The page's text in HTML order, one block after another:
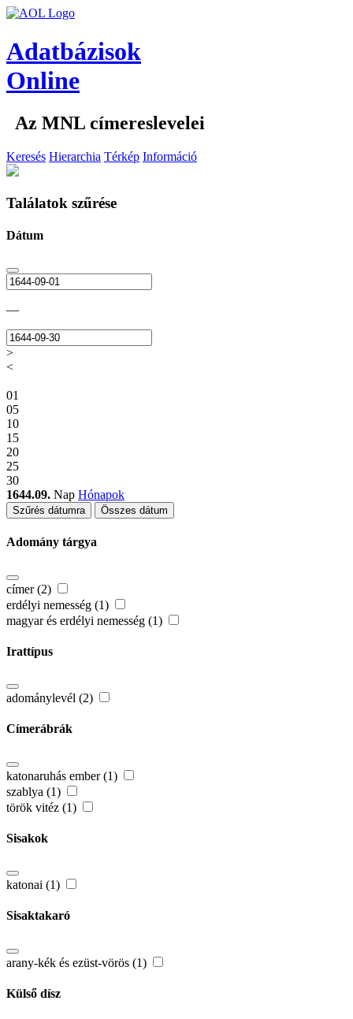
Adatbázisok
Online
Az MNL címereslevelei
Keresés Hierarchia Térkép Információ
Találatok szűrése
Dátum
—
>
<
01
05
10
15
20
25
30
1644.09. Nap Hónapok
Szűrés dátumra Összes dátum
Adomány tárgya
címer (2)
erdélyi nemesség (1)
magyar és erdélyi nemesség (1)
Irattípus
adománylevél (2)
Címerábrák
katonaruhás ember (1)
szablya (1)
török vitéz (1)
Sisakok
katonai (1)
Sisaktakaró
arany-kék és ezüst-vörös (1)
Külső dísz